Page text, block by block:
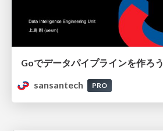
Goでデータパイプラインを作ろう
sansantech
PRO